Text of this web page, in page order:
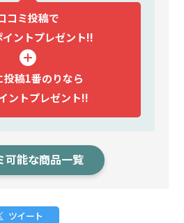
コミ投稿で
イントプレゼント!!
投稿1番のりなら
ントプレゼント!!
可能な商品一覧
ツイート